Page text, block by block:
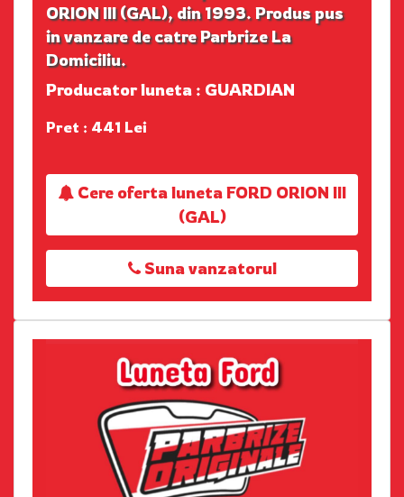
ORION III (GAL), din 1993. Produs pus
in vanzare de catre Parbrize La
Domiciliu.
Producator luneta : GUARDIAN
Pret : 441 Lei
Cere oferta luneta FORD ORION III
(GAL)
Suna vanzatorul